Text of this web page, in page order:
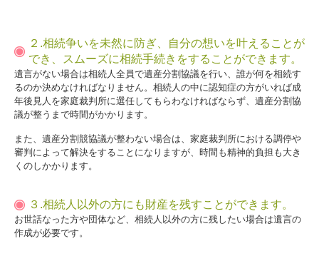
２.相続争いを未然に防ぎ、自分の想いを叶えることが
でき、スムーズに相続手続きをすることができます。
遺言がない場合は相続人全員で遺産分割協議を行い、誰が何を相続す
るのか決めなければなりません。相続人の中に認知症の方がいれば成
年後見人を家庭裁判所に選任してもらわなければならず、遺産分割協
議が整うまで時間がかかります。
また、遺産分割競協議が整わない場合は、家庭裁判所における調停や
審判によって解決をすることになりますが、時間も精神的負担も大き
くのしかかります。
３.相続人以外の方にも財産を残すことができます。
お世話なった方や団体など、相続人以外の方に残したい場合は遺言の
作成が必要です。